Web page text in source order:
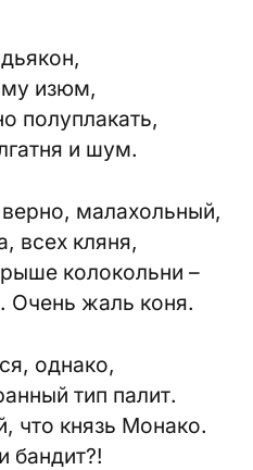
изюм,
полуплакать,
и шум.
малахольный,
всех кляня,
колокольни –
Очень жаль коня.
однако,
тип палит.
что князь Монако.
бандит?!